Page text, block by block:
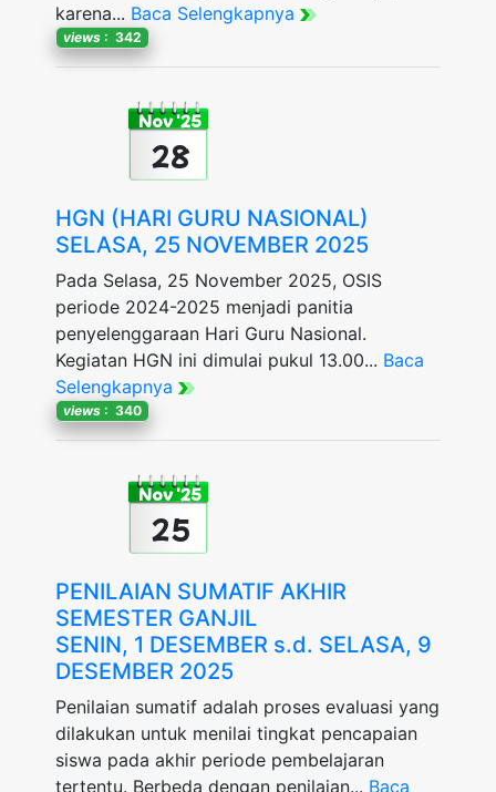
karena... Baca Selengkapnya
views : 342
Nov '25
28
HGN (HARI GURU NASIONAL)
SELASA, 25 NOVEMBER 2025
Pada Selasa, 25 November 2025, OSIS
periode 2024-2025 menjadi panitia
penyelenggaraan Hari Guru Nasional.
Kegiatan HGN ini dimulai pukul 13.00... Baca
Selengkapnya
views : 340
Nov '25
25
PENILAIAN SUMATIF AKHIR
SEMESTER GANJIL
SENIN, 1 DESEMBER s.d. SELASA, 9
DESEMBER 2025
Penilaian sumatif adalah proses evaluasi yang
dilakukan untuk menilai tingkat pencapaian
siswa pada akhir periode pembelajaran
tertentu. Berbeda dengan penilaian... Baca